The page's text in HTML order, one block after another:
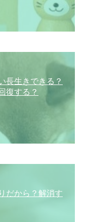
長生きできる？
復する？
だから？解消す